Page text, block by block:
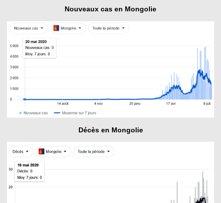
Nouveaux cas en Mongolie
Décès en Mongolie